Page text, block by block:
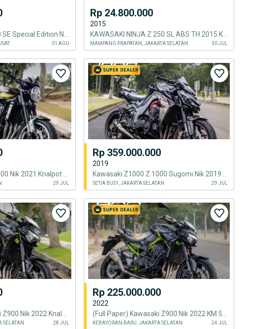
01 AGU
Rp 24.800.000
2015
KAWASAKI NINJA Z 250 SL ABS TH 2015 KOLEKTOR ITEM SIMPANAN LOW KM 7K
MAMPANG PRAPATAN, JAKARTA SELATAN 30 JUL
29 JUL
Rp 359.000.000
2019
SETIA BUDI, JAKARTA SELATAN 29 JUL
SELATAN 28 JUL
Rp 225.000.000
2022
KEBAYORAN BARU, JAKARTA SELATAN 24 JUL